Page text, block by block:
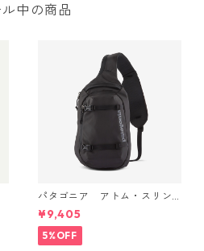
ル中の商品
パタゴニア アトム・スリン
グ 8L (カラー Black) Patago
nia Atom Sling Bag 8L 日本
正規品 製品番号 48262
¥9,405
5%OFF